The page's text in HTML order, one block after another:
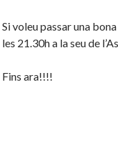
Si voleu passar una
les 21.30h a la seu de
Fins ara!!!!